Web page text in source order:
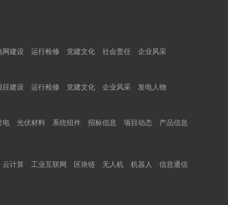
网建设 运行检修 党建文化 社会责任
企业风采
目建设 运行检修 党建文化 企业风采
发电人物
电 光伏材料 系统组件 招标信息 项目动态 产品信息
云计算 工业互联网 区块链 无人机 机器人
信息通信